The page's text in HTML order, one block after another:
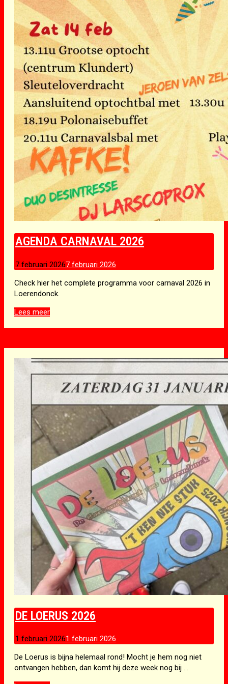
AGENDA CARNAVAL 2026
7 februari 20267 februari 2026
Check hier het complete programma voor carnaval 2026 in
Loerendonck.
Agenda
Lees meer
DE LOERUS 2026
1 februari 20261 februari 2026
De Loerus is bijna helemaal rond! Mocht je hem nog niet
ontvangen hebben, dan komt hij deze week nog bij …